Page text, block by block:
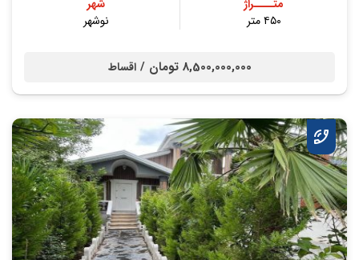
متــــراژ
۴۵۰ متر
شهر
نوشهر
8,500,000,000 تومان / اقساط